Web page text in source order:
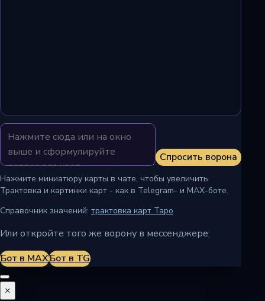
Спросить ворона
Нажмите миниатюру карты в чате, чтобы увеличить.
Трактовка и картинки карт - как в Telegram- и MAX-боте.
Справочник значений: трактовка карт Таро
Или откройте того же ворону в мессенджере:
Бот в MAXБот в TG
×